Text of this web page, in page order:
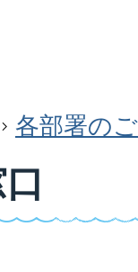
各部署の